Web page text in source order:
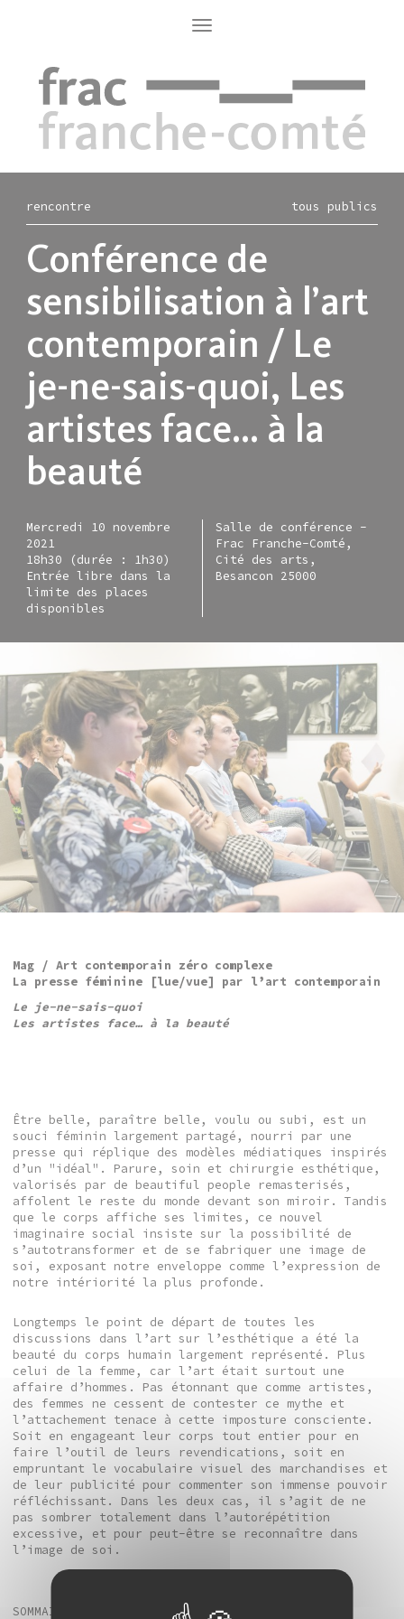
Toggle
navigation
rencontre tous publics
Conférence de
sensibilisation à l’art
contemporain / Le
je-ne-sais-quoi, Les
artistes face… à la
beauté
Mercredi 10 novembre
2021
18h30 (durée : 1h30)
Entrée libre dans la
limite des places
disponibles
Salle de conférence -
Frac Franche-Comté,
Cité des arts,
Besancon 25000
Mag / Art contemporain zéro complexe
La presse féminine [lue/vue] par l’art contemporain
Le je-ne-sais-quoi
Les artistes face… à la beauté
Être belle, paraître belle, voulu ou subi, est un
souci féminin largement partagé, nourri par une
presse qui réplique des modèles médiatiques inspirés
d’un "idéal". Parure, soin et chirurgie esthétique,
valorisés par de beautiful people remasterisés,
affolent le reste du monde devant son miroir. Tandis
que le corps affiche ses limites, ce nouvel
imaginaire social insiste sur la possibilité de
s’autotransformer et de se fabriquer une image de
soi, exposant notre enveloppe comme l’expression de
notre intériorité la plus profonde.
Longtemps le point de départ de toutes les
discussions dans l’art sur l’esthétique a été la
beauté du corps humain largement représenté. Plus
celui de la femme, car l’art était surtout une
affaire d’hommes. Pas étonnant que comme artistes,
des femmes ne cessent de contester ce mythe et
l’attachement tenace à cette imposture consciente.
Soit en engageant leur corps tout entier pour en
faire l’outil de leurs revendications, soit en
empruntant le vocabulaire visuel des marchandises et
de leur publicité pour commenter son immense pouvoir
réfléchissant. Dans les deux cas, il s’agit de ne
pas sombrer totalement dans l’autorépétition
excessive, et pour peut-être se reconnaître dans
l’image de soi.
SOMMAIRE ! Véritable une de mag pour ce nouveau